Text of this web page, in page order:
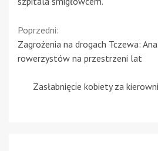
Continue
Reading
Poprzedni:
Zagrożenia na drogach Tczewa:
rowerzystów na przestrzeni lat
Zasłabnięcie kobiety za